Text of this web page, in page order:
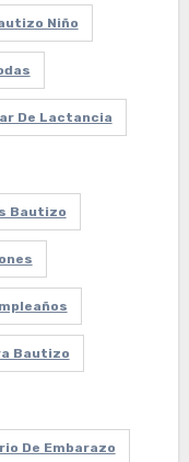
Niño
De Lactancia
Bautizo
Bautizo
De Embarazo